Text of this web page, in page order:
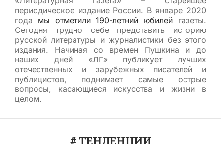
периодическое издание России. В январе 2020
года мы отметили 190-летний юбилей газеты.
Сегодня трудно себе представить историю
русской литературы и журналистики без этого
издания. Начиная со времен Пушкина и до
наших дней «ЛГ» публикует лучших
отечественных и зарубежных писателей и
публицистов, поднимает самые острые
вопросы, касающиеся искусства и жизни в
целом.
# ТЕНДЕНЦИИ